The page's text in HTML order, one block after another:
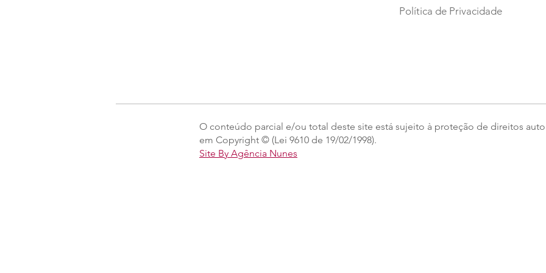
Política de Privacidade
O conteúdo parcial e/ou total deste site está sujeito à proteção de direitos
em Copyright © (Lei 9610 de 19/02/1998).
Site By Agência Nunes